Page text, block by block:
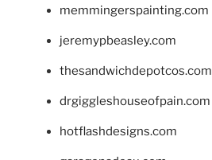
memmingerspainting.com
jeremypbeasley.com
thesandwichdepotcos.com
drgiggleshouseofpain.com
hotflashdesigns.com